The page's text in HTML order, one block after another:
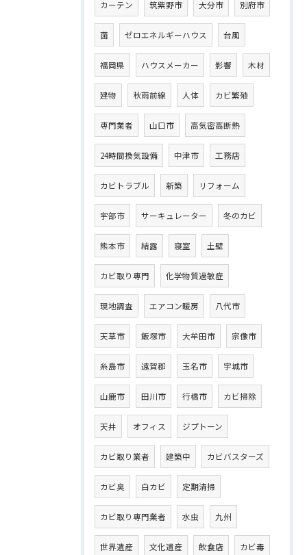
カーテン 筑紫野市 大分市 別府市
菌 ゼロエネルギーハウス 台風
福岡県 ハウスメーカー 影響 木材
建物 秋雨前線 人体 カビ繁殖
専門業者 山口市 高気密高断熱
24時間換気設備 中津市 工務店
カビトラブル 新築 リフォーム
宇部市 サーキュレーター 冬のカビ
熊本市 結露 寝室 土壁
カビ取り専門 化学物質過敏症
現地調査 エアコン暖房 八代市
天草市 飯塚市 大牟田市 宗像市
糸島市 遠賀郡 玉名市 宇城市
山鹿市 田川市 行橋市 カビ掃除
天井 オフィス ジプトーン
カビ取り業者 建築中 カビバスターズ
カビ臭 白カビ 定期清掃
カビ取り専門業者 水虫 九州
世界遺産 文化遺産 飲食店 カビ毒